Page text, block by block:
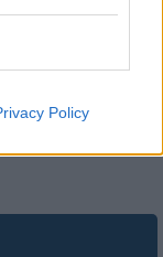
Policy
τροχαίο
με